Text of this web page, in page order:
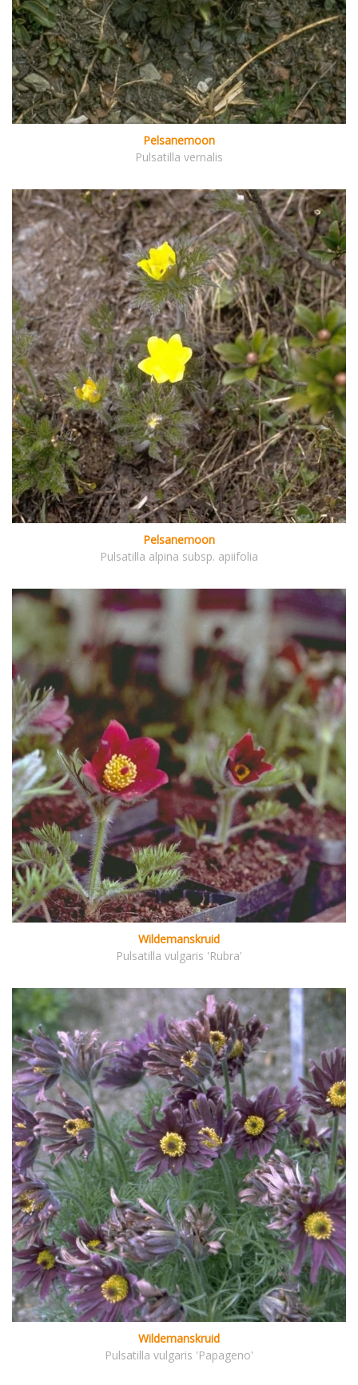
Pelsanemoon
Pulsatilla vernalis
Pelsanemoon
Pulsatilla alpina subsp. apiifolia
Wildemanskruid
Pulsatilla vulgaris 'Rubra'
Wildemanskruid
Pulsatilla vulgaris 'Papageno'